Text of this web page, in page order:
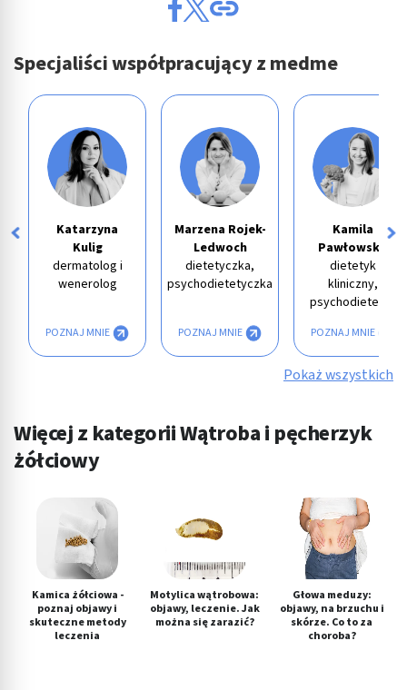
Specjaliści współpracujący z medme
Katarzyna
Kulig
dermatolog i
wenerolog
POZNAJ MNIE
Marzena Rojek-
Ledwoch
dietetyczka,
psychodietetyczka
POZNAJ MNIE
Kamila
Pawłowska
dietetyk
kliniczny,
psychodietetyk
POZNAJ MNIE
Pokaż wszystkich
Więcej z kategorii Wątroba i pęcherzyk
żółciowy
Kamica żółciowa -
poznaj objawy i
skuteczne metody
leczenia
Motylica wątrobowa:
objawy, leczenie. Jak
można się zarazić?
Głowa meduzy:
objawy, na brzuchu i
skórze. Co to za
choroba?